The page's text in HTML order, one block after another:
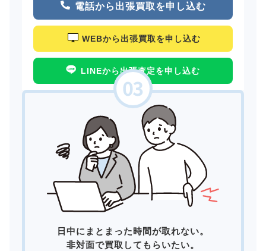
電話から出張買取を申し込む
WEBから出張買取を申し込む
LINEから出張査定を申し込む
日中にまとまった時間が取れない。
非対面で買取してもらいたい。